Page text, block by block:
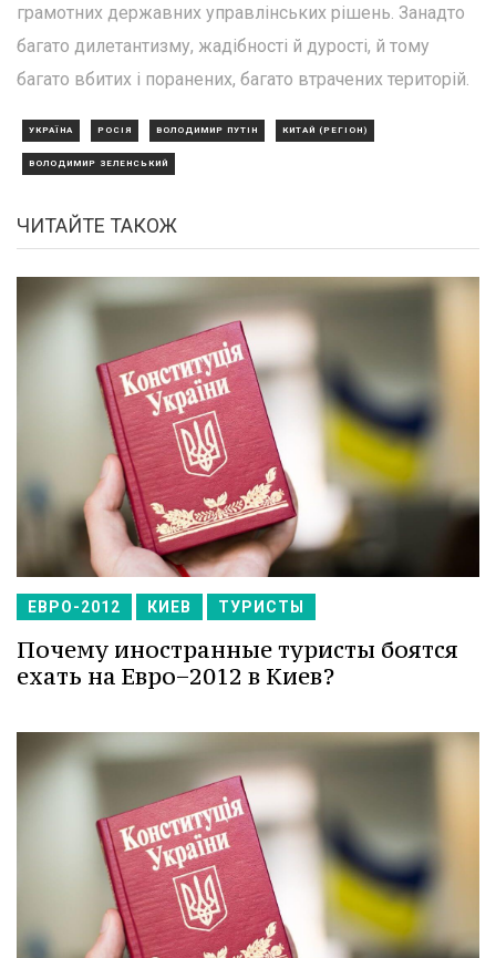
грамотних державних управлінських рішень. Занадто
багато дилетантизму, жадібності й дурості, й тому
багато вбитих і поранених, багато втрачених територій.
УКРАЇНА РОСІЯ ВОЛОДИМИР ПУТІН КИТАЙ (РЕГІОН)
ВОЛОДИМИР ЗЕЛЕНСЬКИЙ
ЧИТАЙТЕ ТАКОЖ
ЕВРО-2012 КИЕВ ТУРИСТЫ
Почему иностранные туристы боятся
ехать на Евро−2012 в Киев?